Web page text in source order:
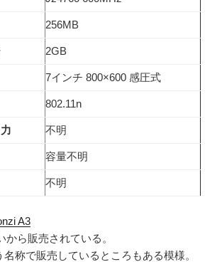
256MB
2GB
7インチ 800×600 感圧式
802.11n
不明
容量不明
不明
A3
から販売されている。
称で販売しているところもある模様。